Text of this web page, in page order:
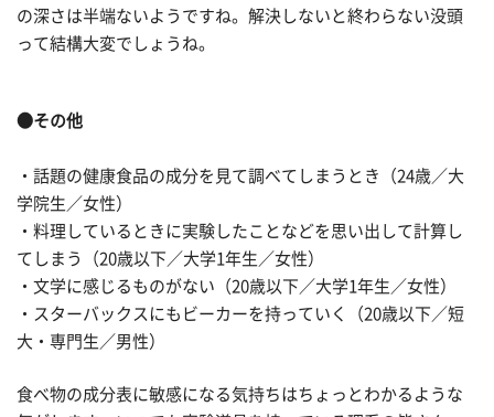
の深さは半端ないようですね。解決しないと終わらない没頭
って結構大変でしょうね。
●その他
・話題の健康食品の成分を見て調べてしまうとき（24歳／大
学院生／女性）
・料理しているときに実験したことなどを思い出して計算し
てしまう（20歳以下／大学1年生／女性）
・文学に感じるものがない（20歳以下／大学1年生／女性）
・スターバックスにもビーカーを持っていく（20歳以下／短
大・専門生／男性）
食べ物の成分表に敏感になる気持ちはちょっとわかるような